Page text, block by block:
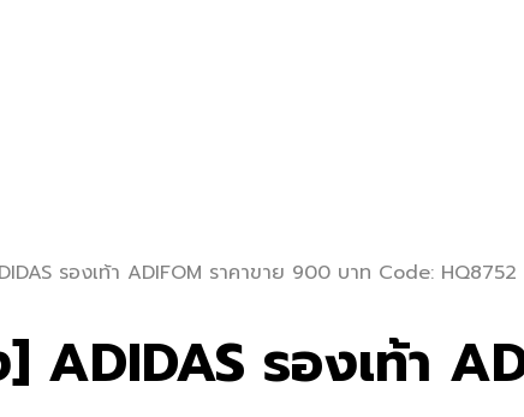
รองเท้า ADIFOM ราคาขาย 900 บาท Code: HQ8752
ADIDAS รองเท้า